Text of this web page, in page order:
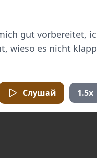
gut vorbereitet,
wieso es nicht
Слушай 1.5x